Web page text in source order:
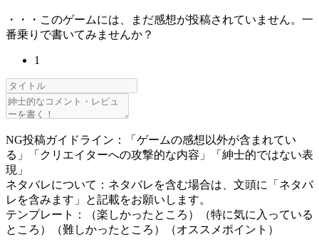
・・・このゲームには、まだ感想が投稿されていません。一
番乗りで書いてみませんか？
1
NG投稿ガイドライン：「ゲームの感想以外が含まれてい
る」「クリエイターへの攻撃的な内容」「紳士的ではない表
現」
ネタバレについて：ネタバレを含む場合は、文頭に「ネタバ
レを含みます」と記載をお願いします。
テンプレート：（楽しかったところ）（特に気に入っている
ところ）（難しかったところ）（オススメポイント）